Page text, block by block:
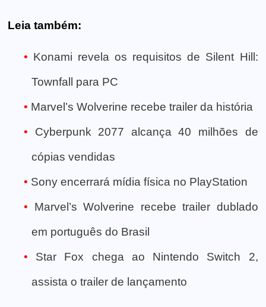
Leia também:
Konami revela os requisitos de Silent Hill:
Townfall para PC
Marvel’s Wolverine recebe trailer da história
Cyberpunk 2077 alcança 40 milhões de
cópias vendidas
Sony encerrará mídia física no PlayStation
Marvel’s Wolverine recebe trailer dublado
em português do Brasil
Star Fox chega ao Nintendo Switch 2,
assista o trailer de lançamento